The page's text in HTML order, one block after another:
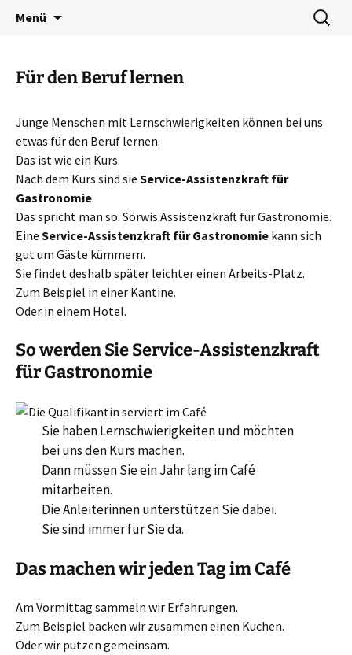
Café Wohnwerk
Wohnwerk München e.V.
Menü
Suchen
nach:
Für den Beruf lernen
Junge Menschen mit Lernschwierigkeiten können bei uns
etwas für den Beruf lernen.
Das ist wie ein Kurs.
Nach dem Kurs sind sie Service-Assistenzkraft für
Gastronomie.
Das spricht man so: Sörwis Assistenzkraft für Gastronomie.
Eine Service-Assistenzkraft für Gastronomie kann sich
gut um Gäste kümmern.
Sie findet deshalb später leichter einen Arbeits-Platz.
Zum Beispiel in einer Kantine.
Oder in einem Hotel.
So werden Sie Service-Assistenzkraft
für Gastronomie
Sie haben Lernschwierigkeiten und möchten
bei uns den Kurs machen.
Dann müssen Sie ein Jahr lang im Café
mitarbeiten.
Die Anleiterinnen unterstützen Sie dabei.
Sie sind immer für Sie da.
Das machen wir jeden Tag im Café
Am Vormittag sammeln wir Erfahrungen.
Zum Beispiel backen wir zusammen einen Kuchen.
Oder wir putzen gemeinsam.